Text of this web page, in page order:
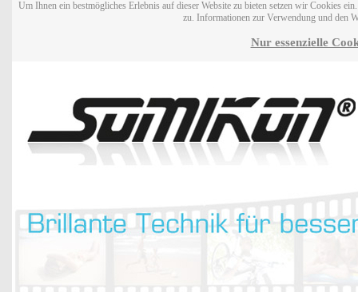
Um Ihnen ein bestmögliches Erlebnis auf dieser Website zu bieten setzen wir Cookies
zu. Informationen zur Verwendung und den
Nur essenzielle